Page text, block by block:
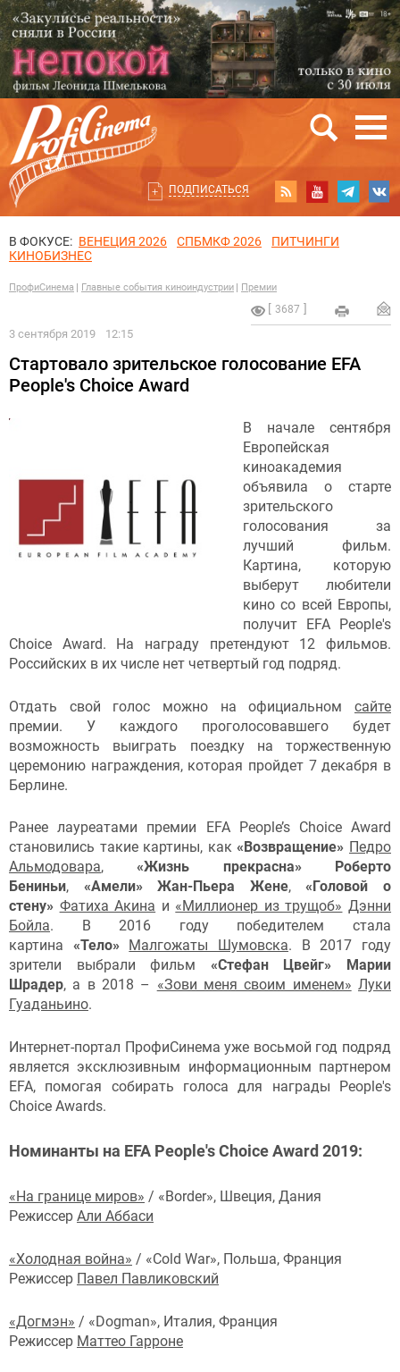
ПОДПИСАТЬСЯ
В ФОКУСЕ: ВЕНЕЦИЯ 2026 СПБМКФ 2026
ПИТЧИНГИ
КИНОБИЗНЕС
ПрофиСинема Главные события киноиндустрии Премии
3687
3 сентября 2019 12:15
Стартовало зрительское голосование EFA
People's Choice Award
В начале сентября
Европейская
киноакадемия
объявила о старте
зрительского
голосования за
лучший фильм.
Картина, которую
выберут любители
кино со всей Европы,
получит EFA People's
Choice Award. На награду претендуют 12 фильмов.
Российских в их числе нет четвертый год подряд.
Отдать свой голос можно на официальном сайте
премии. У каждого проголосовавшего будет
возможность выиграть поездку на торжественную
церемонию награждения, которая пройдет 7 декабря в
Берлине.
Ранее лауреатами премии EFA People’s Choice Award
становились такие картины, как«Возвращение» Педро
Альмодовара,«Жизнь прекрасна» Роберто
Бениньи, «Амели» Жан-Пьера Жене,«Головой о
стену» Фатиха Акина и «Миллионер из трущоб» Дэнни
Бойла. В 2016 году победителем стала
картина «Тело» Малгожаты Шумовска. В 2017 году
зрители выбрали фильм «Стефан Цвейг» Марии
Шрадер, а в 2018 – «Зови меня своим именем» Луки
Гуаданьино.
Интернет-портал ПрофиСинема уже восьмой год подряд
является эксклюзивным информационным партнером
EFA, помогая собирать голоса для награды People's
Choice Awards.
Номинанты на EFA People's Choice Award 2019:
«На границе миров» / «Border», Швеция, Дания
Режиссер Али Аббаси
«Холодная война» / «Cold War», Польша, Франция
Режиссер Павел Павликовский
«Догмэн» / «Dogman», Италия, Франция
Режиссер Маттео Гарроне